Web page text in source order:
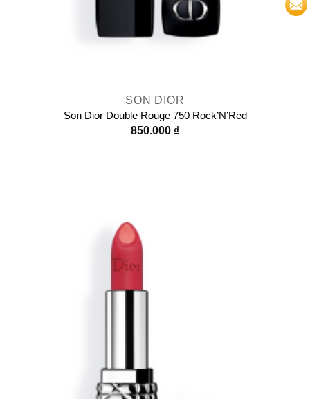
SON DIOR
Son Dior Double Rouge 750 Rock’N’Red
850.000 ₫